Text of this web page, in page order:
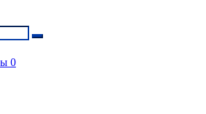
0